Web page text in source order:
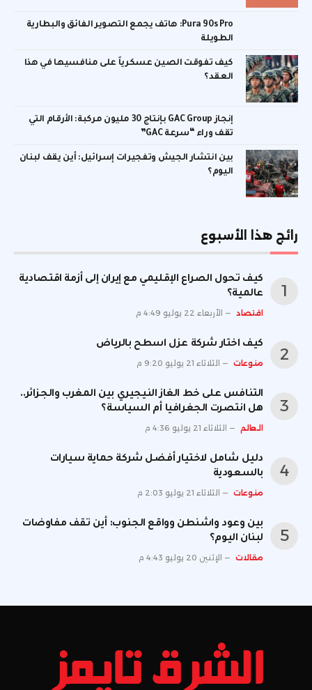
Pura 90s Pro: هاتف يجمع التصوير الفائق والبطارية
الطويلة
كيف تفوقت الصين عسكرياً على منافسيها في هذا
العقد؟
إنجاز GAC Group بإنتاج 30 مليون مركبة: الأرقام التي
تقف وراء “سرعة GAC”
بين انتشار الجيش وتفجيرات إسرائيل: أين يقف لبنان
اليوم؟
رائج هذا الأسبوع
كيف تحول الصراع الإقليمي مع إيران إلى أزمة اقتصادية
عالمية؟
اقتصاد الأربعاء 22 يوليو 4:49 م
كيف اختار شركة عزل اسطح بالرياض
منوعات الثلاثاء 21 يوليو 9:20 م
التنافس على خط الغاز النيجيري بين المغرب والجزائر..
هل انتصرت الجغرافيا أم السياسة؟
العالم الثلاثاء 21 يوليو 4:36 م
دليل شامل لاختيار أفضل شركة حماية سيارات
بالسعودية
منوعات الثلاثاء 21 يوليو 2:03 م
بين وعود واشنطن وواقع الجنوب: أين تقف مفاوضات
لبنان اليوم؟
مقالات الإثنين 20 يوليو 4:43 م